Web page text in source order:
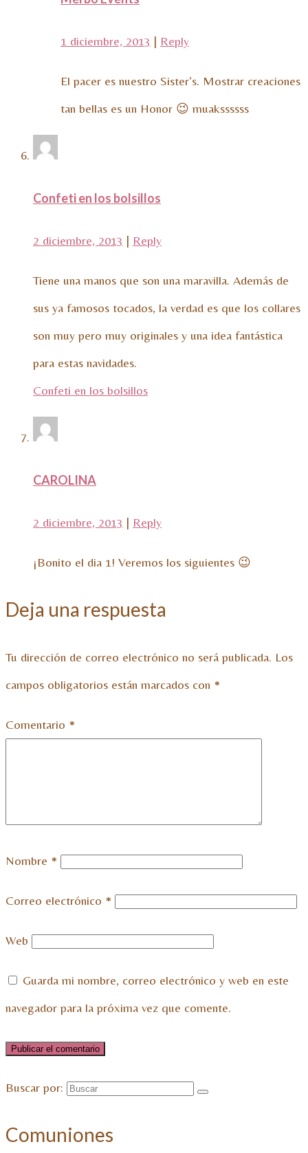
1 diciembre, 2013 | Reply
El pacer es nuestro Sister’s. Mostrar creaciones
tan bellas es un Honor 😉 muakssssss
Confeti en los bolsillos
2 diciembre, 2013 | Reply
Tiene una manos que son una maravilla. Además de
sus ya famosos tocados, la verdad es que los collares
son muy pero muy originales y una idea fantástica
para estas navidades.
Confeti en los bolsillos
CAROLINA
2 diciembre, 2013 | Reply
¡Bonito el dia 1! Veremos los siguientes 😉
Deja una respuesta
Tu dirección de correo electrónico no será publicada. Los
campos obligatorios están marcados con *
Comentario *
Nombre *
Correo electrónico *
Web
Guarda mi nombre, correo electrónico y web en este
navegador para la próxima vez que comente.
Buscar por:
Comuniones